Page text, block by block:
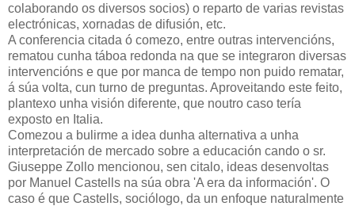
colaborando os diversos socios) o reparto de varias revistas
electrónicas, xornadas de difusión, etc.
A conferencia citada ó comezo, entre outras intervencións,
rematou cunha táboa redonda na que se integraron diversas
intervencións e que por manca de tempo non puido rematar,
á súa volta, cun turno de preguntas. Aproveitando este feito,
plantexo unha visión diferente, que noutro caso tería
exposto en Italia.
Comezou a bulirme a idea dunha alternativa a unha
interpretación de mercado sobre a educación cando o sr.
Giuseppe Zollo mencionou, sen citalo, ideas desenvoltas
por Manuel Castells na súa obra 'A era da información'. O
caso é que Castells, sociólogo, da un enfoque naturalmente